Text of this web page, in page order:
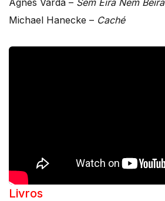
Michael Hanecke – Caché
Livros